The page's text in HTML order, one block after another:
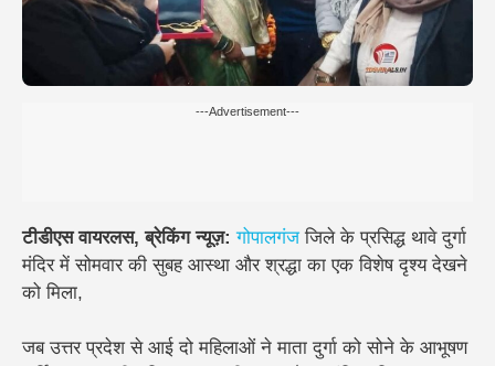
---Advertisement---
टीडीएस वायरलस, ब्रेकिंग न्यूज़:गोपालगंजजिले के प्रसिद्ध थावे दुर्गा
मंदिरमें सोमवार की सुबह आस्था और श्रद्धा का एक विशेष दृश्य देखने
को मिला,
जबउत्तर प्रदेश से आई दो महिलाओं ने माता दुर्गा को सोने के आभूषण